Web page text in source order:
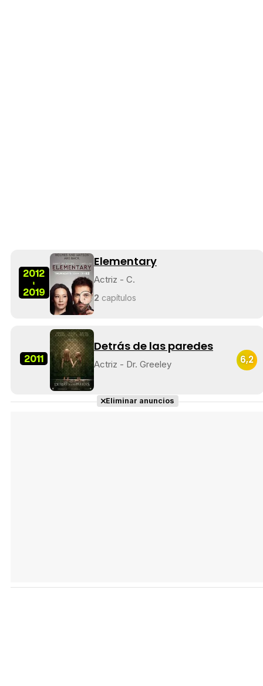
2012
-
2019
Elementary
Actriz - C.
2 capítulos
2011
Detrás de las paredes
Actriz - Dr. Greeley 6,2
Eliminar anuncios